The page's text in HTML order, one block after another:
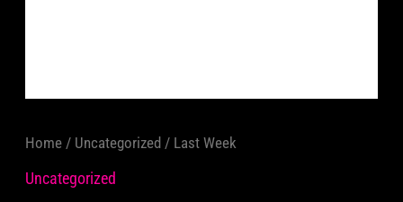
Home / Uncategorized / Last Week
Uncategorized